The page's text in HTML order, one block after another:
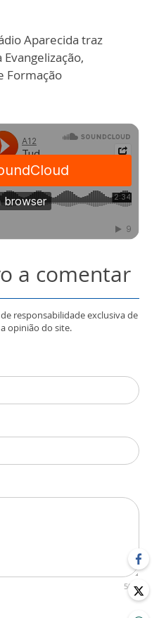
Aparecida traz
Formação
a comentar
responsabilidade exclusiva de
opinião do site.
500